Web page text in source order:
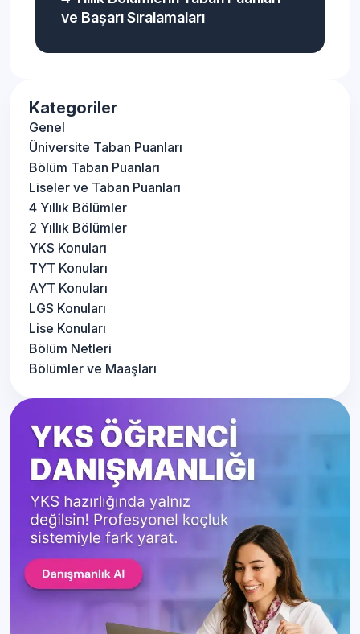
ve Başarı Sıralamaları
Kategoriler
Genel
Üniversite Taban Puanları
Bölüm Taban Puanları
Liseler ve Taban Puanları
4 Yıllık Bölümler
2 Yıllık Bölümler
YKS Konuları
TYT Konuları
AYT Konuları
LGS Konuları
Lise Konuları
Bölüm Netleri
Bölümler ve Maaşları